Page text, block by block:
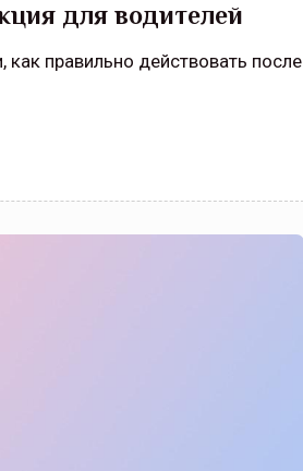
для водителей
правильно действовать после